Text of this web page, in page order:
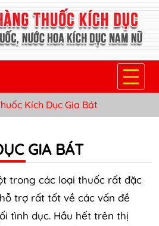
NAM
Kích Dục Gia Bát
GIA BÁT
trong các loại thuốc rất đặc
trợ rất tốt về các vấn đề
tình dục. Hầu hết trên thị